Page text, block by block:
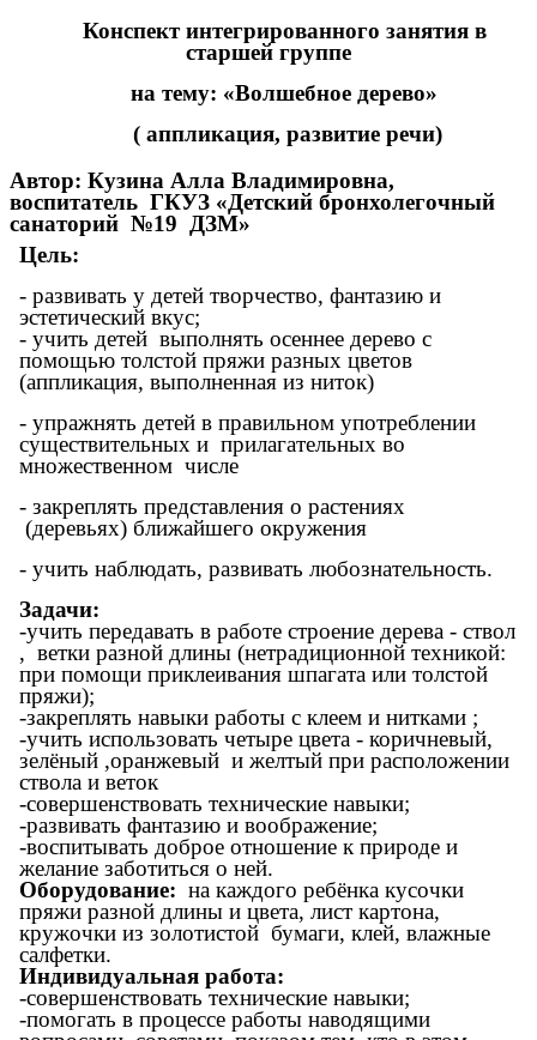
Конспект интегрированного занятия в
старшей группе
на тему: «Волшебное дерево»
( аппликация, развитие речи)
Автор: Кузина Алла Владимировна,
воспитатель ГКУЗ «Детский бронхолегочный
санаторий №19 ДЗМ»
Цель:
- развивать у детей творчество, фантазию и
эстетический вкус;
- учить детей выполнять осеннее дерево с
помощью толстой пряжи разных цветов
(аппликация, выполненная из ниток)
- упражнять детей в правильном употреблении
существительных и прилагательных во
множественном числе
- закреплять представления о растениях
(деревьях) ближайшего окружения
- учить наблюдать, развивать любознательность.
Задачи:
-учить передавать в работе строение дерева - ствол
, ветки разной длины (нетрадиционной техникой:
при помощи приклеивания шпагата или толстой
пряжи);
-закреплять навыки работы с клеем и нитками ;
-учить использовать четыре цвета - коричневый,
зелёный ,оранжевый и желтый при расположении
ствола и веток
-совершенствовать технические навыки;
-развивать фантазию и воображение;
-воспитывать доброе отношение к природе и
желание заботиться о ней.
Оборудование: на каждого ребёнка кусочки
пряжи разной длины и цвета, лист картона,
кружочки из золотистой бумаги, клей, влажные
салфетки.
Индивидуальная работа:
-совершенствовать технические навыки;
-помогать в процессе работы наводящими